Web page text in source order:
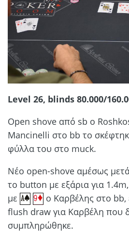
Level 26, blinds 80.000/
Open shove από sb o
Mancinelli στο bb το
φύλλα του στο muck.
Νέο open-shove αμέσως
το button με εξάρια για
με
ο Καρβέλης στο bb,
flush draw για Καρβέλη που
συμπληρώθηκε.